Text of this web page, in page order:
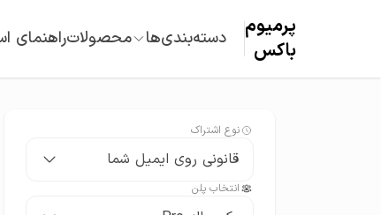
پرمیوم‌
باکس
دسته‌بندی‌ها محصولاتراهنمای
نوع اشتراک
قانونی روی ایمیل شما
انتخاب پلن